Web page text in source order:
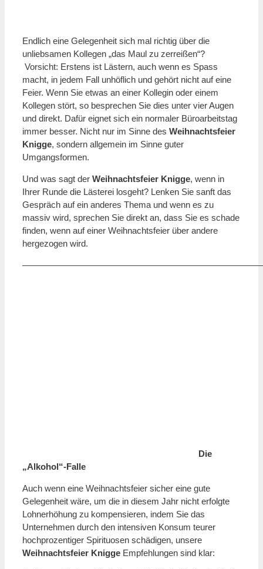
Endlich eine Gelegenheit sich mal richtig über die
unliebsamen Kollegen „das Maul zu zerreißen“?
Vorsicht: Erstens ist Lästern, auch wenn es Spass
macht, in jedem Fall unhöflich und gehört nicht auf eine
Feier. Wenn Sie etwas an einer Kollegin oder einem
Kollegen stört, so besprechen Sie dies unter vier Augen
und direkt. Dafür eignet sich ein normaler Büroarbeitstag
immer besser. Nicht nur im Sinne des Weihnachtsfeier
Knigge, sondern allgemein im Sinne guter
Umgangsformen.
Und was sagt der Weihnachtsfeier Knigge, wenn in
Ihrer Runde die Lästerei losgeht? Lenken Sie sanft das
Gespräch auf ein anderes Thema und wenn es zu
massiv wird, sprechen Sie direkt an, dass Sie es schade
finden, wenn auf einer Weihnachtsfeier über andere
hergezogen wird.
Die
„Alkohol“-Falle
Auch wenn eine Weihnachtsfeier sicher eine gute
Gelegenheit wäre, um die in diesem Jahr nicht erfolgte
Lohnerhöhung zu kompensieren, indem Sie das
Unternehmen durch den intensiven Konsum teurer
hochprozentiger Spirituosen schädigen, unsere
Weihnachtsfeier Knigge Empfehlungen sind klar: